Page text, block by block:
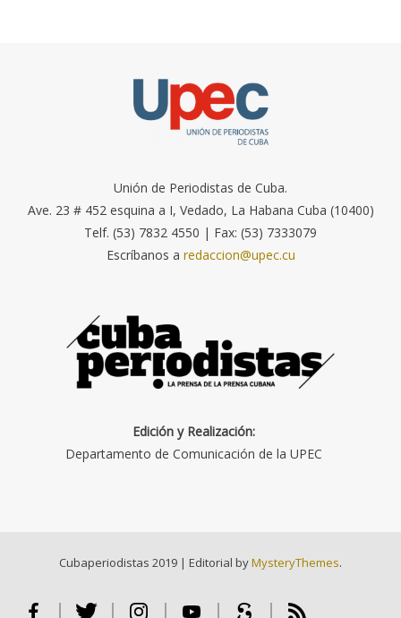
Unión de Periodistas de Cuba.
Ave. 23 # 452 esquina a I, Vedado, La Habana Cuba (10400)
Telf. (53) 7832 4550 | Fax: (53) 7333079
Escríbanos a redaccion@upec.cu
Edición y Realización:
Departamento de Comunicación de la UPEC
Cubaperiodistas 2019 | Editorial byMysteryThemes.